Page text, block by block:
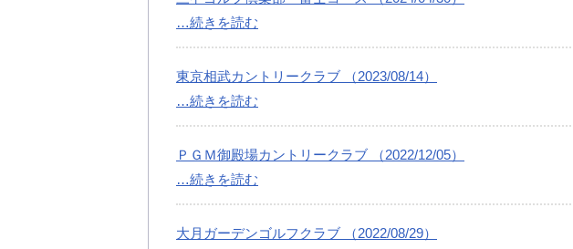
…続きを読む
東京相武カントリークラブ （2023/08/14）
…続きを読む
ＰＧＭ御殿場カントリークラブ （2022/12/05）
…続きを読む
大月ガーデンゴルフクラブ （2022/08/29）